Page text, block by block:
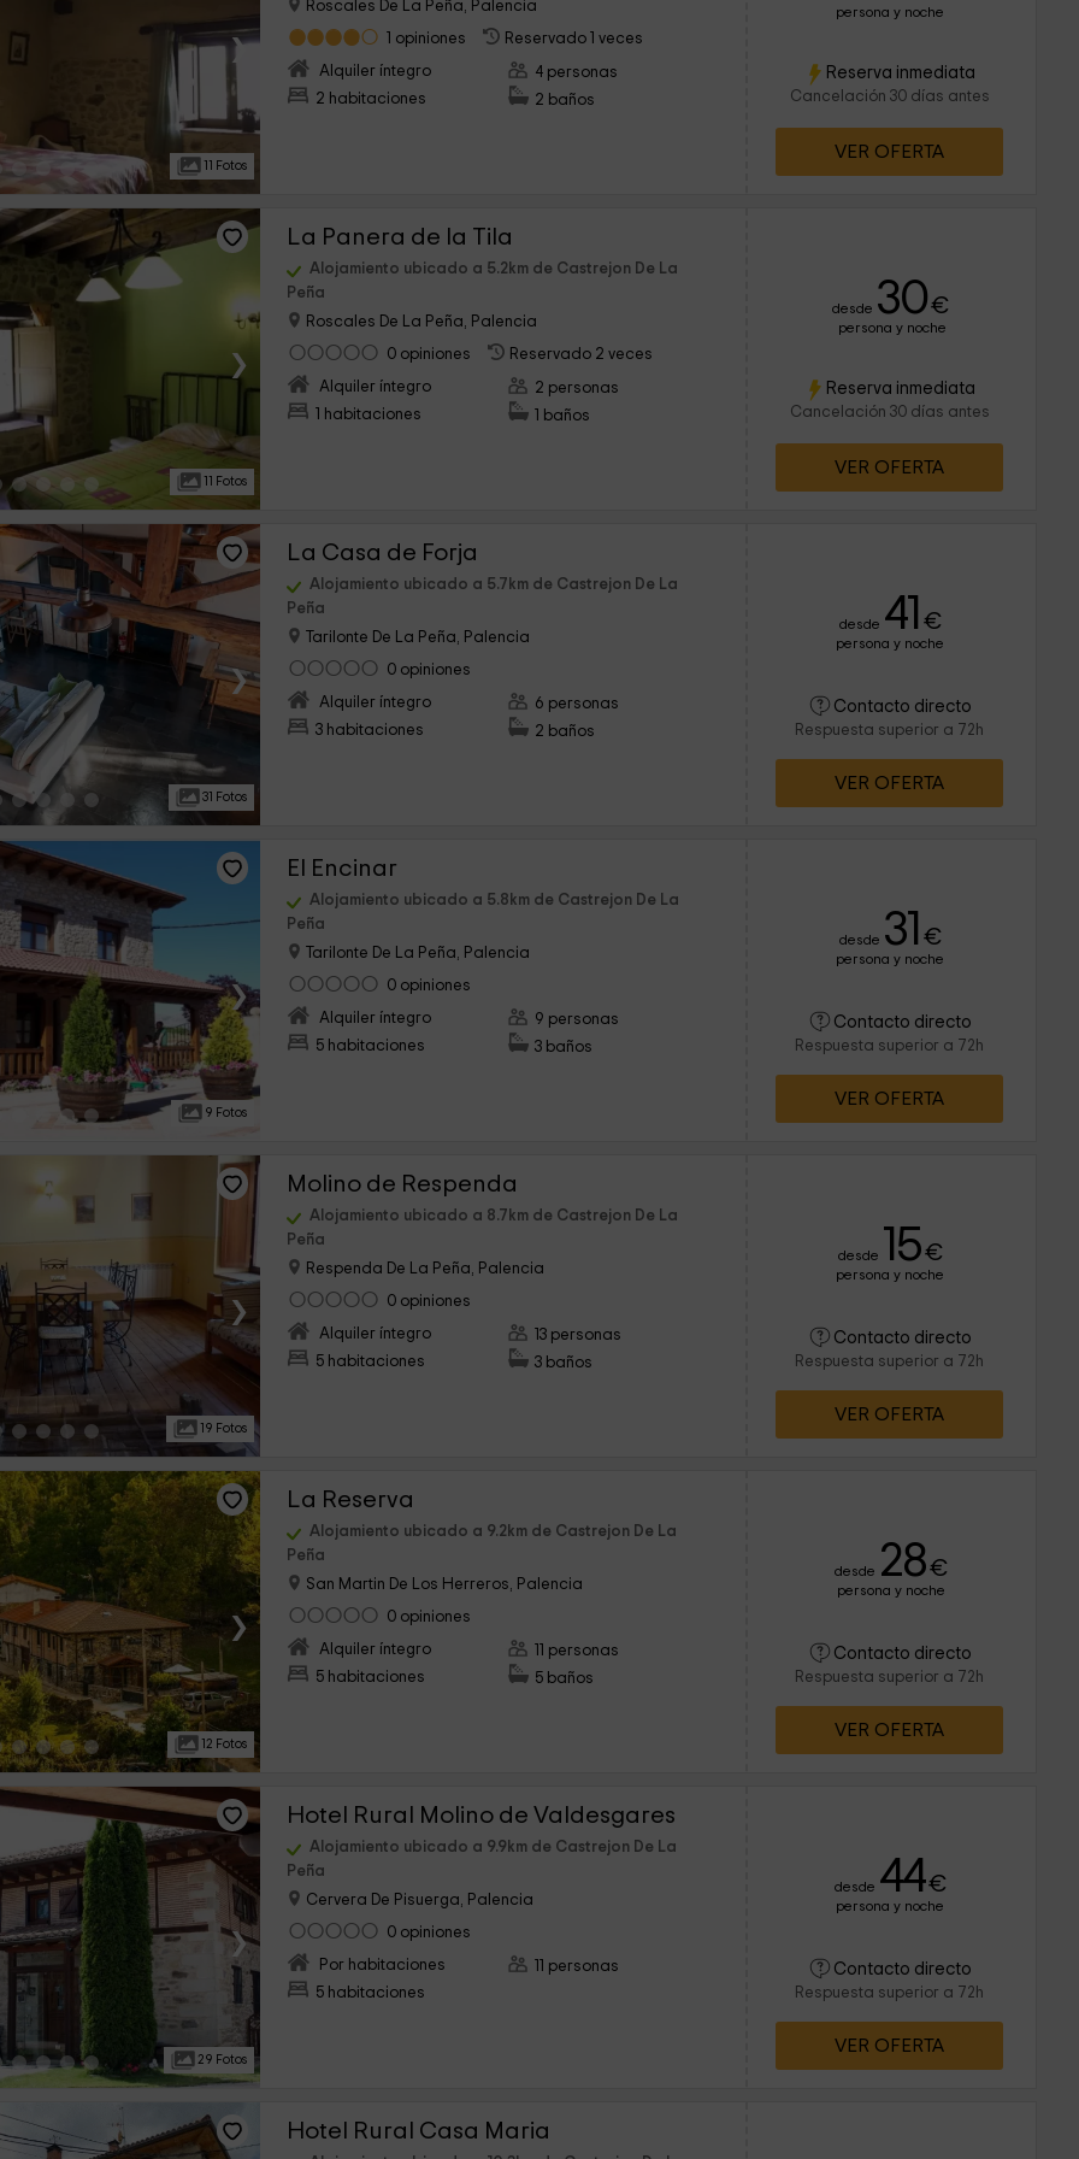
›
11 Fotos
Roscales De La Peña, Palencia
1 opiniones
Reservado 1 veces
Alquiler íntegro
2 habitaciones
4 personas
2 baños
persona y noche
Reserva inmediata
Cancelación 30 días antes
VER OFERTA
›
11 Fotos
La Panera de la Tila
Alojamiento ubicado a 5.2km de Castrejon De La
Peña
Roscales De La Peña, Palencia
0 opiniones
Reservado 2 veces
Alquiler íntegro
1 habitaciones
2 personas
1 baños
desde 30€
persona y noche
Reserva inmediata
Cancelación 30 días antes
VER OFERTA
›
31 Fotos
La Casa de Forja
Alojamiento ubicado a 5.7km de Castrejon De La
Peña
Tarilonte De La Peña, Palencia
0 opiniones
Alquiler íntegro
3 habitaciones
6 personas
2 baños
desde 41 €
persona y noche
Contacto directo
Respuesta superior a 72h
VER OFERTA
›
9 Fotos
El Encinar
Alojamiento ubicado a 5.8km de Castrejon De La
Peña
Tarilonte De La Peña, Palencia
0 opiniones
Alquiler íntegro
5 habitaciones
9 personas
3 baños
desde 31 €
persona y noche
Contacto directo
Respuesta superior a 72h
VER OFERTA
›
19 Fotos
Molino de Respenda
Alojamiento ubicado a 8.7km de Castrejon De La
Peña
Respenda De La Peña, Palencia
0 opiniones
Alquiler íntegro
5 habitaciones
13 personas
3 baños
desde 15€
persona y noche
Contacto directo
Respuesta superior a 72h
VER OFERTA
›
12 Fotos
La Reserva
Alojamiento ubicado a 9.2km de Castrejon De La
Peña
San Martin De Los Herreros, Palencia
0 opiniones
Alquiler íntegro
5 habitaciones
11 personas
5 baños
desde 28€
persona y noche
Contacto directo
Respuesta superior a 72h
VER OFERTA
›
29 Fotos
Hotel Rural Molino de Valdesgares
Alojamiento ubicado a 9.9km de Castrejon De La
Peña
Cervera De Pisuerga, Palencia
0 opiniones
Por habitaciones
5 habitaciones
11 personas
desde 44€
persona y noche
Contacto directo
Respuesta superior a 72h
VER OFERTA
Hotel Rural Casa Maria